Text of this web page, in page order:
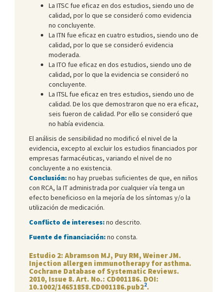
La ITSC fue eficaz en dos estudios, siendo uno de
calidad, por lo que se consideró como evidencia
no concluyente.
La ITN fue eficaz en cuatro estudios, siendo uno de
calidad, por lo que se consideró evidencia
moderada.
La ITO fue eficaz en dos estudios, siendo uno de
calidad, por lo que la evidencia se consideró no
concluyente.
La ITSL fue eficaz en tres estudios, siendo uno de
calidad. De los que demostraron que no era eficaz,
seis fueron de calidad. Por ello se consideró que
no había evidencia.
El análisis de sensibilidad no modificó el nivel de la
evidencia, excepto al excluir los estudios financiados por
empresas farmacéuticas, variando el nivel de no
concluyente a no existencia.
Conclusión:no hay pruebas suficientes de que, en niños
con RCA, la IT administrada por cualquier vía tenga un
efecto beneficioso en la mejoría de los síntomas y/o la
utilización de medicación.
Conflicto de intereses:no descrito.
Fuente de financiación:no consta.
Estudio 2: Abramson MJ, Puy RM, Weiner JM.
Injection allergen immunotherapy for asthma.
Cochrane Database of Systematic Reviews.
2010, Issue 8. Art. No.: CD001186. DOI:
10.1002/14651858.CD001186.pub22.